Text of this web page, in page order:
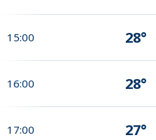
15:00 28°
16:00 28°
17:00 27°